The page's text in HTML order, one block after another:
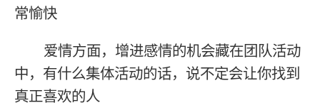
常愉快
爱情方面，增进感情的机会藏在团队活动
中，有什么集体活动的话，说不定会让你找到
真正喜欢的人